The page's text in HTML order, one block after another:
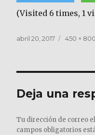
(Visited 6 times, 1
Publicado
abril 20, 2017
Tamaño
450 × 800
Deja una
Tu dirección de correo
campos obligatorios